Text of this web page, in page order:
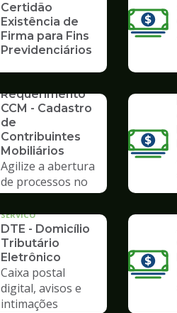
Certidão
Existência de
Firma para Fins
Previdenciários
Requerimento
CCM - Cadastro
de
Contribuintes
Mobiliários
Agilize a abertura
de processos no
Poupatempo
SERVICO
DTE - Domicílio
Tributário
Eletrônico
Caixa postal
digital, avisos e
intimações